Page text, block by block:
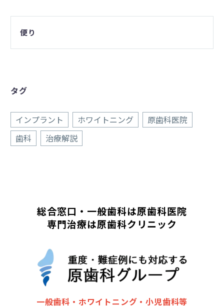
便り
タグ
インプラント ホワイトニング
原歯科医院
歯科
治療解説
総合窓口・一般歯科は原歯科医院
専門治療は原歯科クリニック
一般歯科・ホワイトニング・小児歯科等